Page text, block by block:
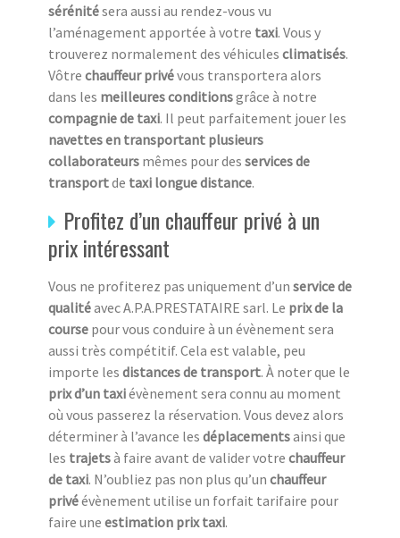
sérénitésera aussi au rendez-vous vu
l’aménagement apportée à votre taxi. Vous y
trouverez normalement des véhicules climatisés.
Vôtre chauffeur privévous transportera alors
dans les meilleures conditionsgrâce à notre
compagnie de taxi. Il peut parfaitement jouer les
navettes en transportant plusieurs
collaborateurs mêmes pour des services de
transportde taxi longue distance.
Profitez d’un chauffeur privé à un
prix intéressant
Vous ne profiterez pas uniquement d’un service de
qualitéavec A.P.A.PRESTATAIRE sarl. Le prix de la
course pour vous conduire à un évènement sera
aussi très compétitif. Cela est valable, peu
importe les distances de transport. À noter que le
prix d’un taxiévènement sera connu au moment
où vous passerez la réservation. Vous devez alors
déterminer à l’avance les déplacementsainsi que
les trajetsà faire avant de valider votre chauffeur
de taxi. N’oubliez pas non plus qu’un chauffeur
privéévènement utilise un forfait tarifaire pour
faire une estimation prix taxi.